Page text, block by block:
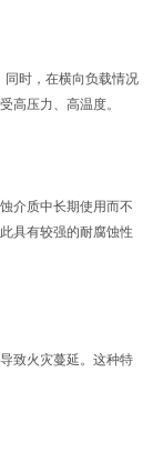
时，在横向负载情况
高压力、高温度。
介质中长期使用而不
具有较强的耐腐蚀性
致火灾蔓延。这种特